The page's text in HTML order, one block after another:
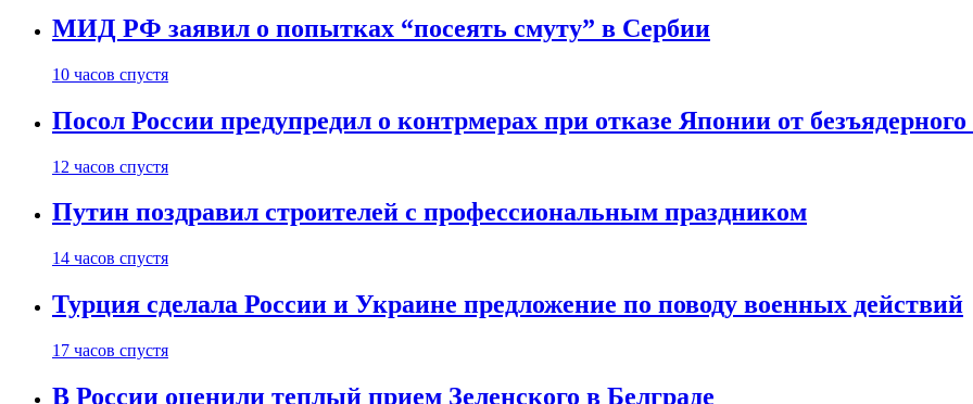
МИД РФ заявил о попытках “посеять смуту” в Сербии
10 часов спустя
Посол России предупредил о контрмерах при отказе Японии от безъядерного
12 часов спустя
Путин поздравил строителей с профессиональным праздником
14 часов спустя
Турция сделала России и Украине предложение по поводу военных действий
17 часов спустя
В России оценили теплый прием Зеленского в Белграде